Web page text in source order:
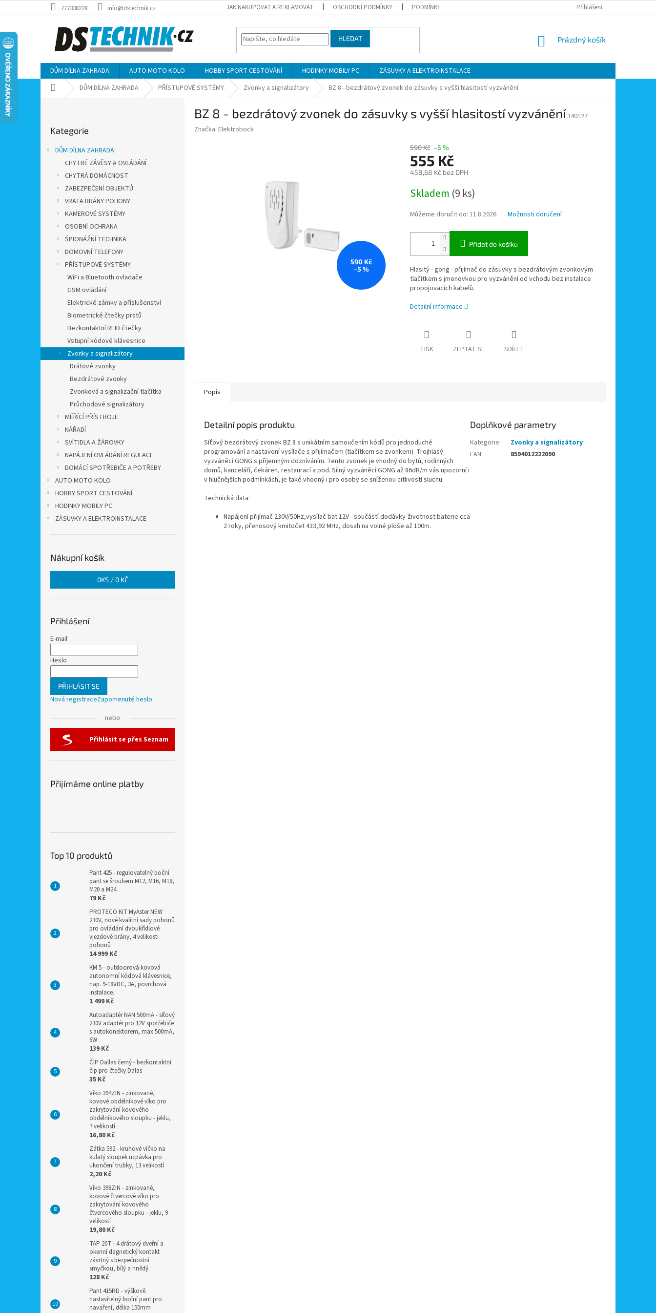
na
777338228 info@dstechnik.cz JAK NAKUPOVAT A REKLAMOVAT OBCHODNÍ PODMÍNKY PODMÍNKY OCHRANY OSOBNÍCH ÚDAJŮ MOJE OBJEDNÁVKA
Přihlášení
HLEDAT
NÁKUPNÍ
Prázdný košík
DŮM DÍLNA ZAHRADA AUTO MOTO KOLO HOBBY SPORT CESTOVÁNÍ HODINKY MOBILY PC
ZÁSUVKY A ELEKTROINSTALACE
Domů DŮM DÍLNA ZAHRADA PŘÍSTUPOVÉ SYSTÉMY Zvonky a signalizátory BZ 8 - bezdrátový zvonek do zásuvky s vyšší hlasitostí vyzvánění
kategorie
Kategorie
DŮM DÍLNA ZAHRADA
CHYTRÉ ZÁVĚSY A OVLÁDÁNÍ
CHYTRÁ DOMÁCNOST
ZABEZPEČENÍ OBJEKTŮ
VRATA BRÁNY POHONY
KAMEROVÉ SYSTÉMY
OSOBNÍ OCHRANA
ŠPIONÁŽNÍ TECHNIKA
DOMOVNÍ TELEFONY
PŘÍSTUPOVÉ SYSTÉMY
WiFi a Bluetooth ovladače
GSM ovládání
Elektrické zámky a příslušenství
Biometrické čtečky prstů
Bezkontaktní RFID čtečky
Vstupní kódové klávesnice
Zvonky a signalizátory
Drátové zvonky
Bezdrátové zvonky
Zvonková a signalizační tlačítka
Průchodové signalizátory
MĚŘÍCÍ PŘÍSTROJE
NÁŘADÍ
SVÍTIDLA A ŽÁROVKY
NAPÁJENÍ OVLÁDÁNÍ REGULACE
DOMÁCÍ SPOTŘEBIČE A POTŘEBY
AUTO MOTO KOLO
HOBBY SPORT CESTOVÁNÍ
HODINKY MOBILY PC
ZÁSUVKY A ELEKTROINSTALACE
Nákupní košík
0KS / 0 KČ
Přihlášení
E-mail
Heslo
PŘIHLÁSIT SE
Nová registraceZapomenuté heslo
nebo
Přihlásit se přes Seznam
Přijímáme online platby
Top 10 produktů
Pant 425 - regulovatelný boční
pant se šroubem M12, M16, M18,
M20 a M24.
79 Kč
PROTECO KIT MyAster NEW
230V, nové kvalitní sady pohonů
pro ovládání dvoukřídlové
vjezdové brány, 4 velikosti
pohonů
14 999 Kč
KM 5 - outdoorová kovová
autonomní kódová klávesnice,
nap. 9-18VDC, 3A, povrchová
instalace.
1 499 Kč
Autoadaptér NAN 500mA - síťový
230V adaptér pro 12V spotřebiče
s autokonektorem, max 500mA,
6W
139 Kč
ČIP Dallas černý - bezkontaktní
čip pro čtečky Dalas
35 Kč
Víko 394ZIN - zinkované,
kovové obdélníkové víko pro
zakrytování kovového
obdélníkového sloupku - jeklu,
7 velikostí
16,80 Kč
Zátka 592 - kruhové víčko na
kulatý sloupek ucpávka pro
ukončení trubky, 13 velikostí
2,20 Kč
Víko 398ZIN - zinkované,
kovové čtvercové víko pro
zakrytování kovového
čtvercového sloupku - jeklu, 9
velikostí
19,80 Kč
TAP 20T - 4 drátový dveřní a
okenní dagnetický kontakt
závrtný s bezpečnostní
smyčkou, bílý a hnědý
128 Kč
Pant 415RD - výškově
nastavitelný boční pant pro
navaření, délka 150mm
BZ 8 - bezdrátový zvonek do zásuvky s vyšší hlasitostí vyzvánění340127
Značka: Elektrobock
590 Kč
–5 %
590 Kč –5 %
555 Kč
458,68 Kč bez DPH
cena:
Skladem (9 ks)
Můžeme doručit do: 11.8.2026 Možnosti doručení
Přidat do košíku
Hlasitý - gong - přijímač do zásuvky s bezdrátovým zvonkovým
tlačítkem s jmenovkou pro vyzvánění od vchodu bez instalace
propojovacích kabelů.
Detailní informace
TISK ZEPTAT SE SDÍLET
Popis
Detailní popis produktu
Síťový bezdrátový zvonek BZ 8 s unikátním samoučením kódů pro jednoduché
programování a nastavení vysílače s přijímačem (tlačítkem se zvonkem). Trojhlasý
vyzváněcí GONG s příjemným dozníváním. Tento zvonek je vhodný do bytů, rodinných
domů, kanceláří, čekáren, restaurací a pod. Silný vyzváněcí GONG až 86dB/m vás upozorní i
v hlučnějších podmínkách, je také vhodný i pro osoby se sníženou citlivostí sluchu.
Technická data:
Napájení přijímač 230V/50Hz,vysílač bat.12V - součástí dodávky-životnost baterie cca
2 roky, přenosový kmitočet 433,92 MHz, dosah na volné ploše až 100m.
Doplňkové parametry
Kategorie:
Zvonky a signalizátory
EAN: 8594012222090